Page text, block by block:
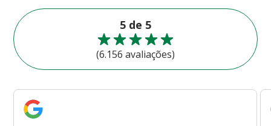
5 de 5
(6.156 avaliações)